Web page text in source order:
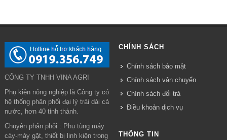
CÔNG TY TNHH VINA AGRI
Phụ kiện nông nghiệp là Công ty có
hệ thống phân phối đại lý trải dài cả
nước, hơn 40 tỉnh thành.
Chuyên phân phối : Phụ tùng máy
cày-máy gặt, thiết bị linh kiện trong
CHÍNH SÁCH
Chính sách bảo mật
Chính sách vận chuyển
Chính sách đổi trả
Điều khoản dịch vụ
THÔNG TIN